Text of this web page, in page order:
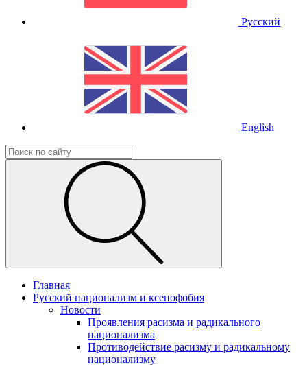
Русский
English
Главная
Русский национализм и ксенофобия
Новости
Проявления расизма и радикального
национализма
Противодействие расизму и радикальному
национализму